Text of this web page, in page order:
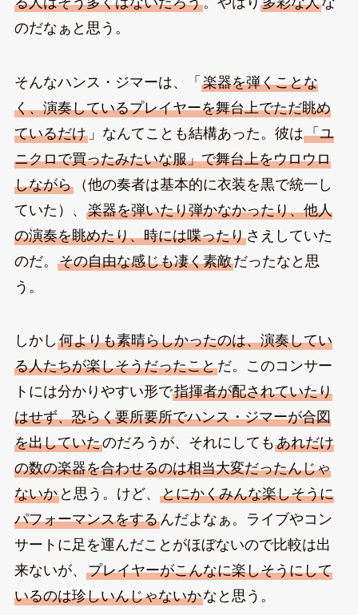
のだなぁと思う。
そんなハンス・ジマーは、「 楽器を弾くことな
く、演奏しているプレイヤーを舞台上でただ眺め
ているだけ」なんてことも結構あった。彼は「ユ
ニクロで買ったみたいな服」で舞台上をウロウロ
しながら（他の奏者は基本的に衣装を黒で統一し
ていた）、 楽器を弾いたり弾かなかったり、他人
の演奏を眺めたり、時には喋ったりさえしていた
のだ。 その自由な感じも凄く素敵だったなと思
う。
しかし 何よりも素晴らしかったのは、演奏してい
る人たちが楽しそうだったことだ。このコンサー
トには分かりやすい形で指揮者が配されていたり
はせず、恐らく要所要所でハンス・ジマーが合図
を出していたのだろうが、それにしてもあれだけ
の数の楽器を合わせるのは相当大変だったんじゃ
ないかと思う。けど、 とにかくみんな楽しそうに
パフォーマンスをするんだよなぁ。ライブやコン
サートに足を運んだことがほぼないので比較は出
来ないが、 プレイヤーがこんなに楽しそうにして
いるのは珍しいんじゃないかなと思う。